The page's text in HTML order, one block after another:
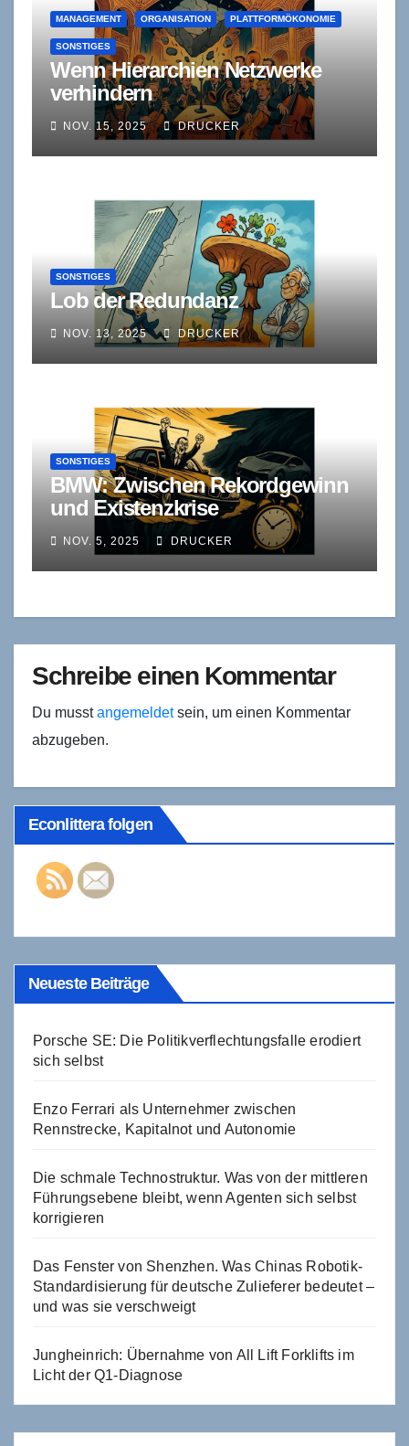
MANAGEMENT ORGANISATION PLATTFORMÖKONOMIE
SONSTIGES
Wenn Hierarchien Netzwerke
verhindern
NOV. 15, 2025 DRUCKER
SONSTIGES
Lob der Redundanz
NOV. 13, 2025 DRUCKER
SONSTIGES
BMW: Zwischen Rekordgewinn
und Existenzkrise
NOV. 5, 2025 DRUCKER
Schreibe einen Kommentar
Du musstangemeldetsein, um einen Kommentar
abzugeben.
Econlittera folgen
Neueste Beiträge
Porsche SE: Die Politikverflechtungsfalle erodiert
sich selbst
Enzo Ferrari als Unternehmer zwischen
Rennstrecke, Kapitalnot und Autonomie
Die schmale Technostruktur. Was von der mittleren
Führungsebene bleibt, wenn Agenten sich selbst
korrigieren
Das Fenster von Shenzhen. Was Chinas Robotik-
Standardisierung für deutsche Zulieferer bedeutet –
und was sie verschweigt
Jungheinrich: Übernahme von All Lift Forklifts im
Licht der Q1-Diagnose